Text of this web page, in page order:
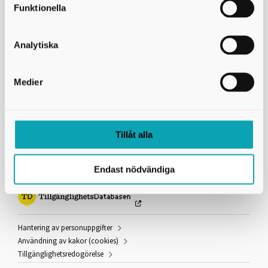
Funktionella
Analytiska
Medier
Tillåt alla
Endast nödvändiga
Adress
Egnells väg 1
Navigera med Google Maps
Länkar och information
Hantering av personuppgifter
Användning av kakor (cookies)
Tillgänglighetsredogörelse